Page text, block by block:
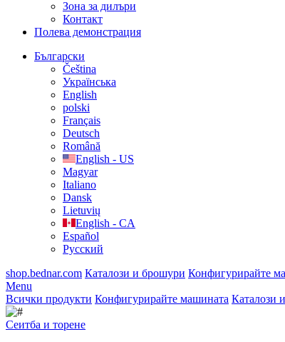
Зона за дилъри
Контакт
Полева демонстрация
Български
Čeština
Українська
English
polski
Français
Deutsch
Română
English - US
Magyar
Italiano
Dansk
Lietuvių
English - CA
Español
Русский
shop.bednar.com Каталози и брошури Конфигурирайте
Menu
Всички продукти Конфигурирайте машината Каталози
Сеитба и торене